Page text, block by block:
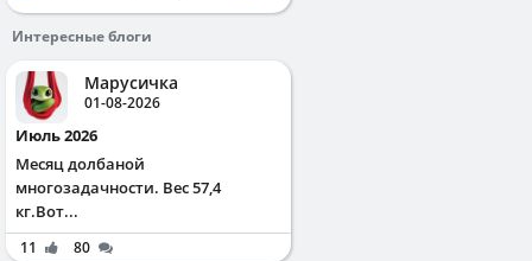
Интересные блоги
Марусичка
01-08-2026
Июль 2026
Месяц долбаной
многозадачности. Вес 57,4
кг.Вот...
11 80